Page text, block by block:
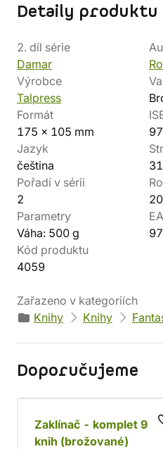
Detaily produktu
2. díl série
Damar
Výrobce
Talpress
Formát
175 x 105 mm
Jazyk
čeština
Pořadí v sérii
2
Parametry
Váha: 500 g
Kód produktu
4059
Zařazeno v kategoriích
Knihy
Knihy
Doporučujeme
Zaklínač - komplet 9
knih (brožované)